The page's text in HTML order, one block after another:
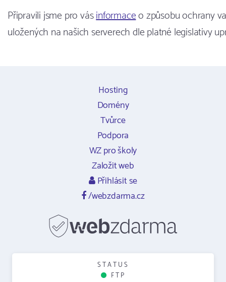
Připravili jsme pro vásinformaceo způsobu ochrany
uložených na našich serverech dle platné legislativy
Hosting
Domény
Tvůrce
Podpora
WZ pro školy
Založit web
Přihlásit se
/webzdarma.cz
STATUS
FTP